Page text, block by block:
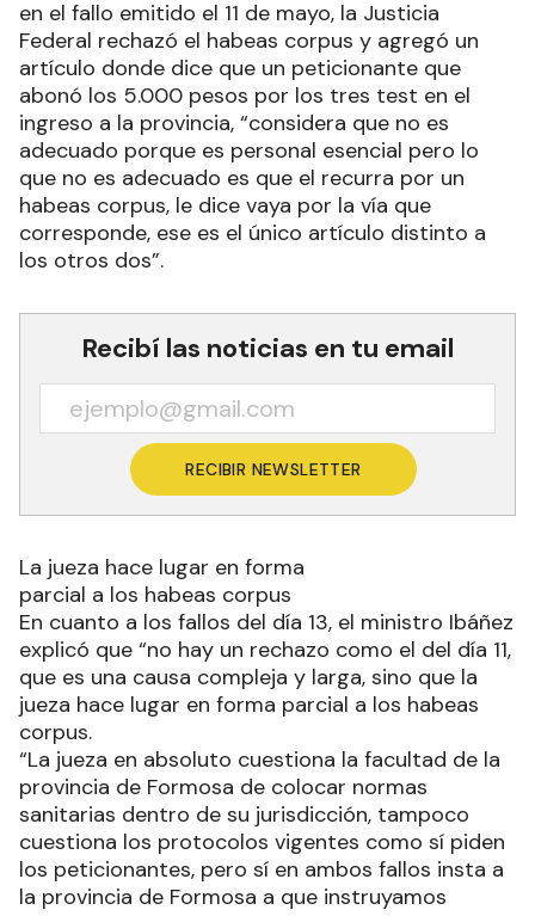
en el fallo emitido el 11 de mayo, la Justicia
Federal rechazó el habeas corpus y agregó un
artículo donde dice que un peticionante que
abonó los 5.000 pesos por los tres test en el
ingreso a la provincia, “considera que no es
adecuado porque es personal esencial pero lo
que no es adecuado es que el recurra por un
habeas corpus, le dice vaya por la vía que
corresponde, ese es el único artículo distinto a
los otros dos”.
Recibí las noticias en tu email
RECIBIR NEWSLETTER
La jueza hace lugar en forma
parcial a los habeas corpus
En cuanto a los fallos del día 13, el ministro Ibáñez
explicó que “no hay un rechazo como el del día 11,
que es una causa compleja y larga, sino que la
jueza hace lugar en forma parcial a los habeas
corpus.
“La jueza en absoluto cuestiona la facultad de la
provincia de Formosa de colocar normas
sanitarias dentro de su jurisdicción, tampoco
cuestiona los protocolos vigentes como sí piden
los peticionantes, pero sí en ambos fallos insta a
la provincia de Formosa a que instruyamos